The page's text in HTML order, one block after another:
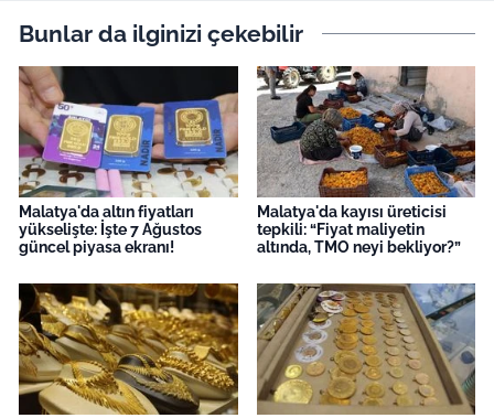
Bunlar da ilginizi çekebilir
Malatya'da altın fiyatları
yükselişte: İşte 7 Ağustos
güncel piyasa ekranı!
Malatya'da kayısı üreticisi
tepkili: “Fiyat maliyetin
altında, TMO neyi bekliyor?”